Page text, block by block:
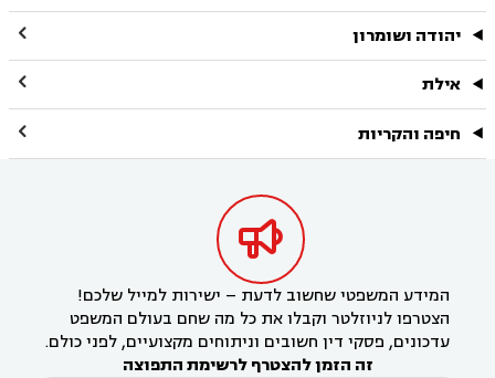
יהודה ושומרון 
אילת 
חיפה והקריות 

המידע המשפטי שחשוב לדעת – ישירות למייל שלכם!
הצטרפו לניוזלטר וקבלו את כל מה שחם בעולם המשפט
עדכונים, פסקי דין חשובים וניתוחים מקצועיים, לפני כולם.
זה הזמן להצטרף לרשימת התפוצה